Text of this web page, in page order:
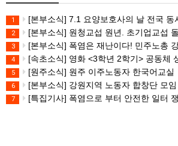
1 [본부소식] 7.1 요양보호사의 날 전국 동
2 [본부소식] 원청교섭 원년. 초기업교섭 돌파! 모든 노동자의 노동기본
3 [본부소식] 폭염은 재난이다! 민주노총 강원지역본부
4 [속초소식] 영화 <3학년 2학기> 공동체
5 [원주소식] 원주 이주노동자 한국어교실
6 [본부소식] 강원지역 노동자 합창단 모임
7 [특집기사] 폭염으로 부터 안전한 일터